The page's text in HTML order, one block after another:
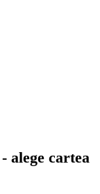
alege cartea